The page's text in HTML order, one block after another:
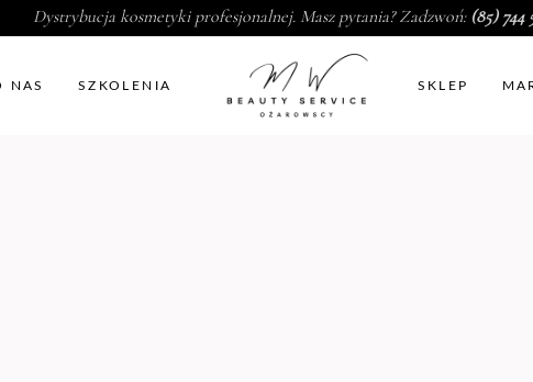
Dystrybucja kosmetyki profesjonalnej. Masz pytania? Zadzwoń: (85) 744
NAS SZKOLENIA SKLEP